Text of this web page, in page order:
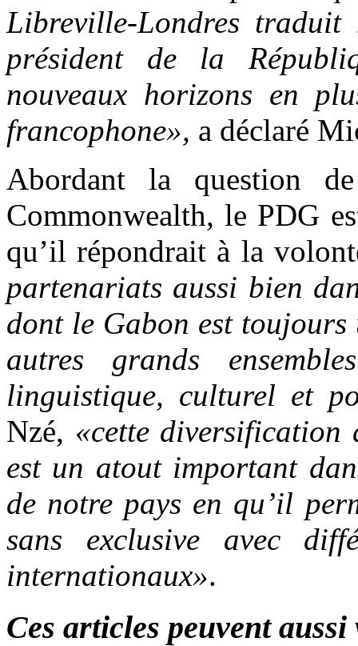
Libreville-Londres
président de la
nouveaux horizons en
francophone», a déclaré
Abordant la question
Commonwealth, le PDG
qu’il répondrait à la
partenariats aussi bien
dont le Gabon est toujours
autres grands
linguistique, culturel et
Nzé, «cette
est un atout important
de notre pays en qu’il
sans exclusive avec
internationaux».
Ces articles peuvent